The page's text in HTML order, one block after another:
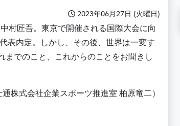
2023年06月27日 (火曜日)
村匠吾。東京で開催される国際大会に向
表内定。しかし、その後、世界は一変す
までのこと、これからのことをお聞きし
通株式会社企業スポーツ推進室 柏原竜二）